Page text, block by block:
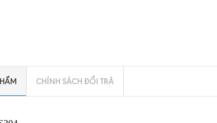
CHÍNH SÁCH ĐỔI TRẢ